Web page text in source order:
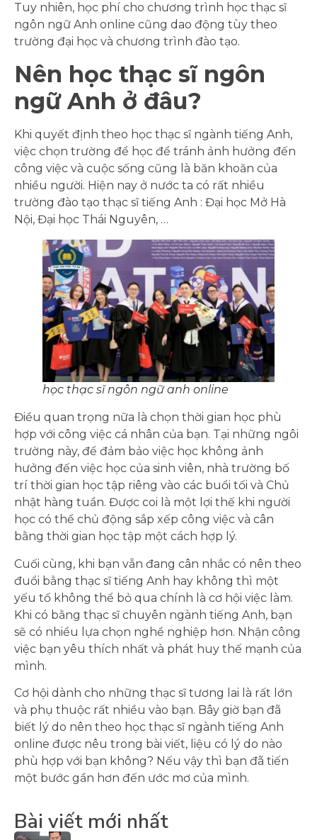
Tuy nhiên, học phí cho chương trình học thạc sĩ
ngôn ngữ Anh online cũng dao động tùy theo
trường đại học và chương trình đào tạo.
Nên học thạc sĩ ngôn
ngữ Anh ở đâu?
Khi quyết định theo học thạc sĩ ngành tiếng Anh,
việc chọn trường để học để tránh ảnh hưởng đến
công việc và cuộc sống cũng là băn khoăn của
nhiều người. Hiện nay ở nước ta có rất nhiều
trường đào tạo thạc sĩ tiếng Anh : Đại học Mở Hà
Nội, Đại học Thái Nguyên, …
học thạc sĩ ngôn ngữ anh online
Điều quan trọng nữa là chọn thời gian học phù
hợp với công việc cá nhân của bạn. Tại những ngôi
trường này, để đảm bảo việc học không ảnh
hưởng đến việc học của sinh viên, nhà trường bố
trí thời gian học tập riêng vào các buổi tối và Chủ
nhật hàng tuần. Được coi là một lợi thế khi người
học có thể chủ động sắp xếp công việc và cân
bằng thời gian học tập một cách hợp lý.
Cuối cùng, khi bạn vẫn đang cân nhắc có nên theo
đuổi bằng thạc sĩ tiếng Anh hay không thì một
yếu tố không thể bỏ qua chính là cơ hội việc làm.
Khi có bằng thạc sĩ chuyên ngành tiếng Anh, bạn
sẽ có nhiều lựa chọn nghề nghiệp hơn. Nhận công
việc bạn yêu thích nhất và phát huy thế mạnh của
mình.
Cơ hội dành cho những thạc sĩ tương lai là rất lớn
và phụ thuộc rất nhiều vào bạn. Bây giờ bạn đã
biết lý do nên theo học thạc sĩ ngành tiếng Anh
online được nêu trong bài viết, liệu có lý do nào
phù hợp với bạn không? Nếu vậy thì bạn đã tiến
một bước gần hơn đến ước mơ của mình.
Bài viết mới nhất